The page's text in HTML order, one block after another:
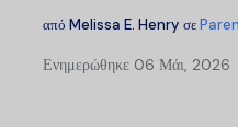
από Melissa E. Henry σε
Ενημερώθηκε 06 Μάι, 2026